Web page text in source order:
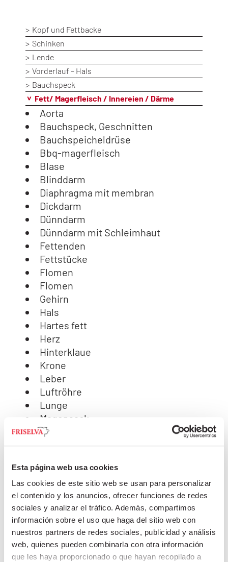
Esta página web usa cookies
Las cookies de este sitio web se usan para personalizar
el contenido y los anuncios, ofrecer funciones de redes
sociales y analizar el tráfico. Además, compartimos
información sobre el uso que haga del sitio web con
nuestros partners de redes sociales, publicidad y análisis
web, quienes pueden combinarla con otra información
que les haya proporcionado o que hayan recopilado a
Kopf und Fettbacke
Schinken
Lende
Vorderlauf – Hals
Bauchspeck
Fett/ Magerfleisch / Innereien / Därme
Aorta
Bauchspeck, Geschnitten
Bauchspeicheldrüse
Bbq-magerfleisch
Blase
Blinddarm
Diaphragma mit membran
Dickdarm
Dünndarm
Dünndarm mit Schleimhaut
Fettenden
Fettstücke
Flomen
Flomen
Gehirn
Hals
Hartes fett
Herz
Hinterklaue
Krone
Leber
Luftröhre
Lunge
Magensack
Magerfleisch 30/70
Magerfleisch, erste Qualität
Magerfleisch, Zunge
Milz
Muskelmagen
Niere
Schilddrüse
Schinken-magerfleisch
Schlund